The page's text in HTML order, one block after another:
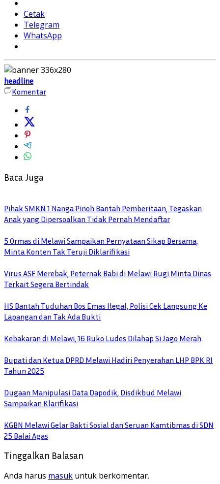
Cetak
Telegram
WhatsApp
headline
Komentar
Baca Juga
Pihak SMKN 1 Nanga Pinoh Bantah Pemberitaan, Tegaskan
Anak yang Dipersoalkan Tidak Pernah Mendaftar
5 Ormas di Melawi Sampaikan Pernyataan Sikap Bersama,
Minta Konten Tak Teruji Diklarifikasi
Virus ASF Merebak, Peternak Babi di Melawi Rugi Minta Dinas
Terkait Segera Bertindak
HS Bantah Tuduhan Bos Emas Ilegal, Polisi Cek Langsung Ke
Lapangan dan Tak Ada Bukti
Kebakaran di Melawi, 16 Ruko Ludes Dilahap Si Jago Merah
Bupati dan Ketua DPRD Melawi Hadiri Penyerahan LHP BPK RI
Tahun 2025
Dugaan Manipulasi Data Dapodik, Disdikbud Melawi
Sampaikan Klarifikasi
KGBN Melawi Gelar Bakti Sosial dan Seruan Kamtibmas di SDN
25 Balai Agas
Tinggalkan Balasan
Anda harus masuk untuk berkomentar.